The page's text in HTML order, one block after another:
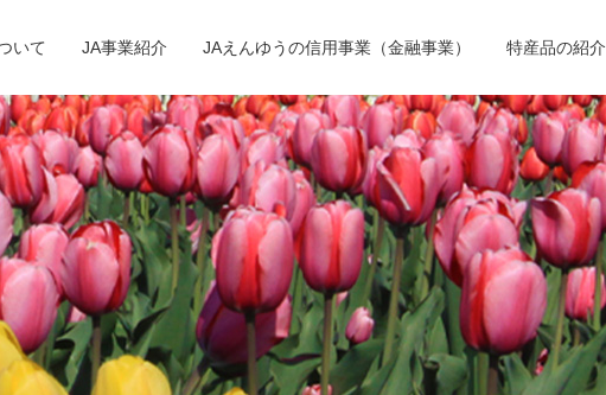
いて JA事業紹介 JAえんゆうの信用事業（金融事業） 特産品の紹介